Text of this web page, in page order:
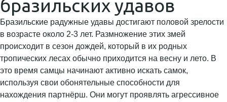
бразильских удавов
Бразильские радужные удавы достигают половой зрелости
в возрасте около 2-3 лет. Размножение этих змей
происходит в сезон дождей, который в их родных
тропических лесах обычно приходится на весну и лето. В
это время самцы начинают активно искать самок,
используя свои обонятельные способности для
нахождения партнёрш. Они могут проявлять агрессивное